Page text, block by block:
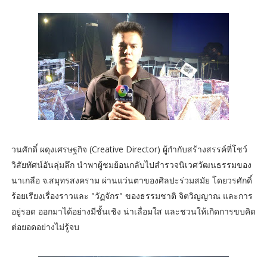
วนศักดิ์ ผดุงเศรษฐกิจ (Creative Director) ผู้กำกับสร้างสรรค์ที่โชว์
วิสัยทัศน์อันลุ่มลึก นำพาผู้ชมย้อนกลับไปสำรวจนิเวศวัฒนธรรมของ
นาเกลือ จ.สมุทรสงคราม ผ่านแว่นตาของศิลปะร่วมสมัย โดยวรศักดิ์
ร้อยเรียงเรื่องราวและ "วัฏจักร" ของธรรมชาติ จิตวิญญาณ และการ
อยู่รอด ออกมาได้อย่างมีชั้นเชิง น่าเลื่อมใส และชวนให้เกิดการขบคิด
ต่อยอดอย่างไม่รู้จบ